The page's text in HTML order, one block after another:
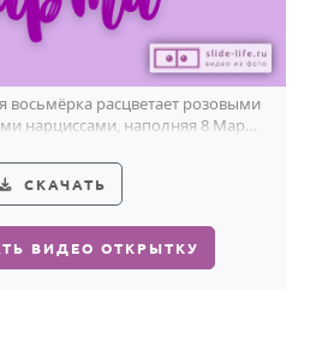
восьмёрка расцветает розовыми
нарциссами, наполняя 8 Марта
СКАЧАТЬ
ВИДЕО ОТКРЫТКУ